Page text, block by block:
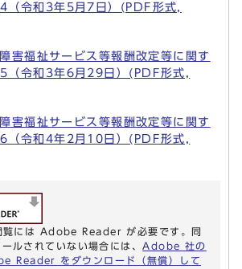
令和3年5月7日）(PDF形式,
害福祉サービス等報酬改定等に関す
令和3年6月29日）(PDF形式,
害福祉サービス等報酬改定等に関す
令和4年2月10日）(PDF形式,
覧には Adobe Reader が必要です。同
ルされていない場合には、 Adobe 社の
Reader をダウンロード（無償）して